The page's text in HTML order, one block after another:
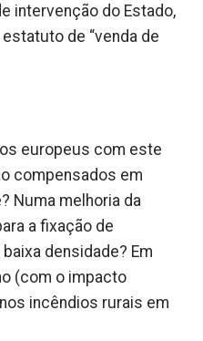
intervenção do Estado,
de “venda de
europeus com este
compensados em
Numa melhoria da
a fixação de
densidade? Em
(com o impacto
incêndios rurais em